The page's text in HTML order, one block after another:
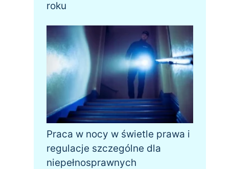
roku
Praca w nocy w świetle prawa i
regulacje szczególne dla
niepełnosprawnych